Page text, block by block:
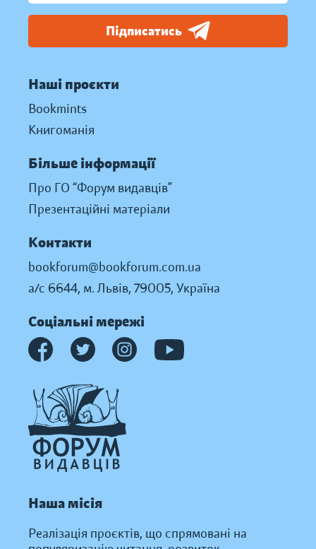
Підписатись
Наші проєкти
Bookmints
Книгоманія
Більше інформації
Про ГО “Форум видавців”
Презентаційні матеріали
Контакти
bookforum@bookforum.com.ua
а/с 6644, м. Львів, 79005, Україна
Соціальні мережі
Наша місія
Реалізація проєктів, що спрямовані на